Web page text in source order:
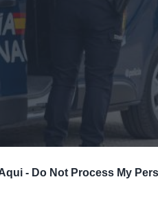
- Do Not Process My